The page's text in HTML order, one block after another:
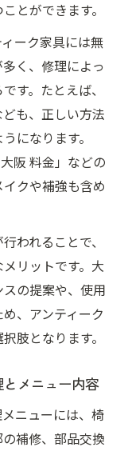
とができます。
ーク家具には無
く、修理によっ
す。たとえば、
も、正しい方法
になります。
阪 料金」などの
クや補強も含め
われることで、
リットです。大
の提案や、使用
、アンティーク
肢となります。
メニュー内容
ニューには、椅
補修、部品交換